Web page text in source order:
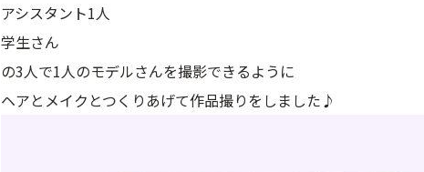
アシスタント1人
学生さん
の3人で1人のモデルさんを撮影できるように
ヘアとメイクとつくりあげて作品撮りをしました♪